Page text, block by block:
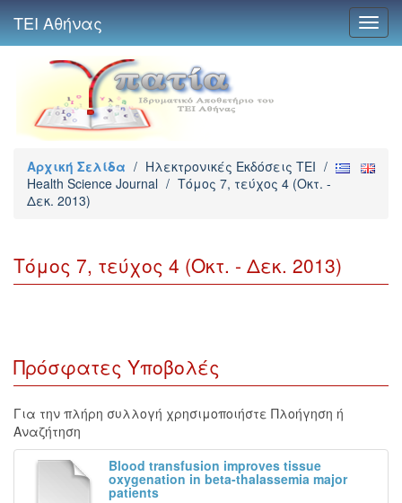
ΤΕΙ Αθήνας
Αρχική Σελίδα / Ηλεκτρονικές Εκδόσεις TEI /
Health Science Journal / Τόμος 7, τεύχος 4 (Οκτ. -
Δεκ. 2013)
Τόμος 7, τεύχος 4 (Οκτ. - Δεκ. 2013)
Πρόσφατες Υποβολές
Για την πλήρη συλλογή χρησιμοποιήστε Πλοήγηση ή
Αναζήτηση
Blood transfusion improves tissue
oxygenation in beta-thalassemia major
patients